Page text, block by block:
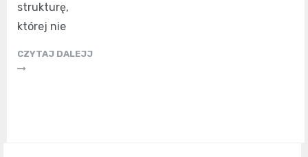
strukturę,
której nie
CZYTAJ DALEJJ